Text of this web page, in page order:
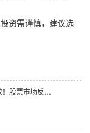
资需谨慎，建议选
亲测有效！股票市场反身性理论：从踩坑到实战的认知跃迁